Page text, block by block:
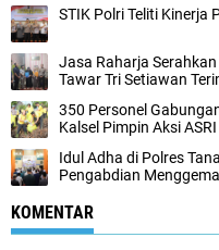
STIK Polri Teliti Kinerja
Jasa Raharja
Tawar Tri Setiawan
350 Personel
Kalsel Pimpin Aksi
Idul Adha di Polres
Pengabdian
KOMENTAR